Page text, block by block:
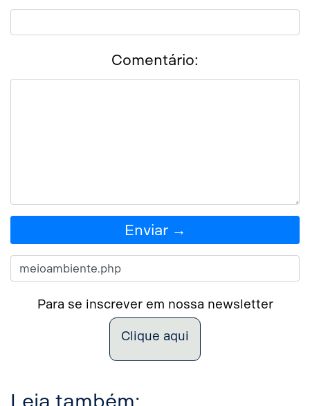
Comentário:
Enviar →
Para se inscrever em nossa newsletter
Clique aqui